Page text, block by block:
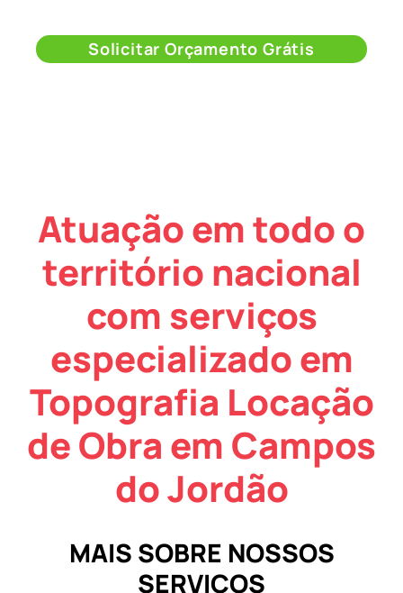
Solicitar Orçamento Grátis
Atuação em todo o
território nacional
com serviços
especializado em
Topografia Locação
de Obra em Campos
do Jordão
MAIS SOBRE NOSSOS
SERVIÇOS